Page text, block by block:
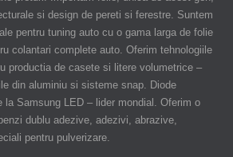
si design de pereti si ferestre. Suntem
pentru tuning auto cu o gama larga de folie
colantari complete auto. Oferim tehnologiile
productia de casete si litere volumetrice –
din aluminiu si sisteme snap. Diode
la Samsung LED – lider mondial. Oferim o
dublu adezive, adezivi, abrazive,
pentru pulverizare.